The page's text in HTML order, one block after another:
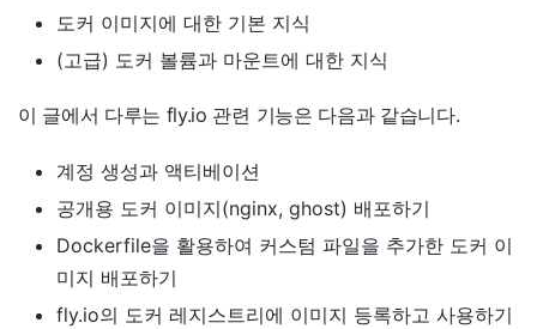
도커 이미지에 대한 기본 지식
(고급) 도커 볼륨과 마운트에 대한 지식
이 글에서 다루는 fly.io 관련 기능은 다음과 같습니다.
계정 생성과 액티베이션
공개용 도커 이미지(nginx, ghost) 배포하기
Dockerfile을 활용하여 커스텀 파일을 추가한 도커 이
미지 배포하기
fly.io의 도커 레지스트리에 이미지 등록하고 사용하기